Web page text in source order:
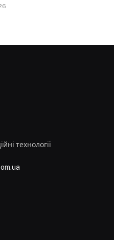
технології